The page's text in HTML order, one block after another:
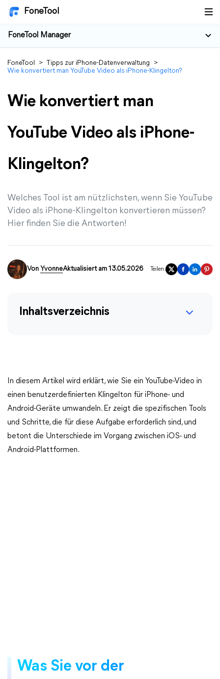
FoneTool
FoneTool Manager
FoneTool > Tipps zur iPhone-Datenverwaltung
>
Wie konvertiert man YouTube Video als iPhone-Klingelton?
Wie konvertiert man
YouTube Video als iPhone-
Klingelton?
Welches Tool ist am nützlichsten, wenn Sie YouTube
Video als iPhone-Klingelton konvertieren müssen?
Hier finden Sie die Antworten!
Von YvonneAktualisiert am 13.05.2026 Teilen:
Inhaltsverzeichnis
In diesem Artikel wird erklärt, wie Sie ein YouTube-Video in
einen benutzerdefinierten Klingelton für iPhone- und
Android-Geräte umwandeln. Er zeigt die spezifischen Tools
und Schritte, die für diese Aufgabe erforderlich sind, und
betont die Unterschiede im Vorgang zwischen iOS- und
Android-Plattformen.
Was Sie vor der